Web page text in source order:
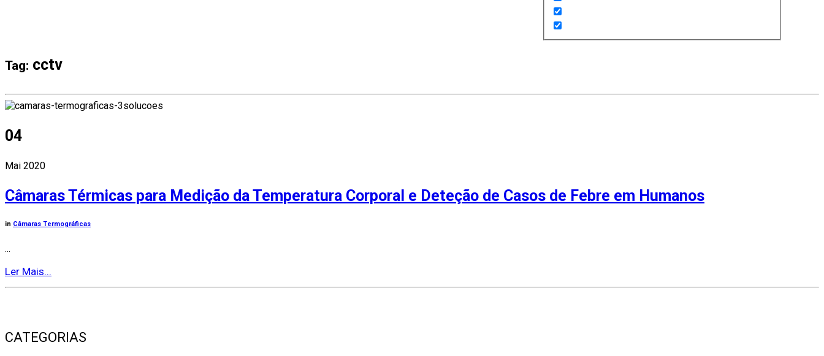
Tag: cctv
04
Mai 2020
Câmaras Térmicas para Medição da Temperatura Corporal e Deteção de Casos de Febre em Humanos
in Câmaras Termográficas
...
Ler Mais...
CATEGORIAS